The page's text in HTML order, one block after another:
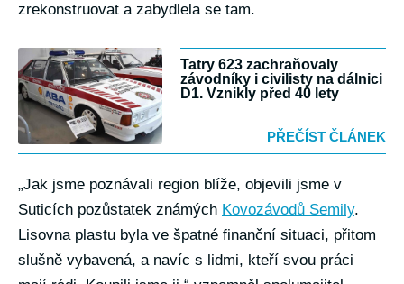
zrekonstruovat a zabydlela se tam.
Tatry 623 zachraňovaly
závodníky i civilisty na dálnici
D1. Vznikly před 40 lety
PŘEČÍST ČLÁNEK
„Jak jsme poznávali region blíže, objevili jsme v
Suticích pozůstatek známých Kovozávodů Semily.
Lisovna plastu byla ve špatné finanční situaci, přitom
slušně vybavená, a navíc s lidmi, kteří svou práci